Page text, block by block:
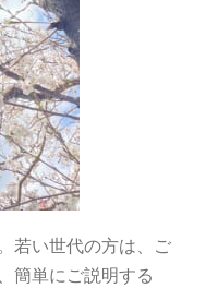
若い世代の方は、ご
簡単にご説明する